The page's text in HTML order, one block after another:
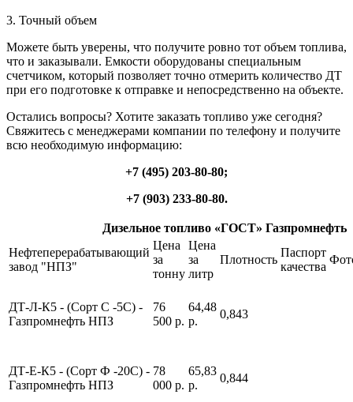
3. Точный объем
Можете быть уверены, что получите ровно тот объем топлива,
что и заказывали. Емкости оборудованы специальным
счетчиком, который позволяет точно отмерить количество ДТ
при его подготовке к отправке и непосредственно на объекте.
Остались вопросы? Хотите заказать топливо уже сегодня?
Свяжитесь с менеджерами компании по телефону и получите
всю необходимую информацию:
+7 (495) 203-80-80;
+7 (903) 233-80-80.
Дизельное топливо «ГОСТ» Газпромнефть
Нефтеперерабатывающий
завод "НПЗ"
Цена
за
тонну
Цена
за
литр
Плотность
Паспорт
качества
ДТ-Л-К5 - (Сорт С -5С) -
Газпромнефть НПЗ
76
500 р.
64,48
р.
0,843
ДТ-Е-К5 - (Сорт Ф -20С) -
Газпромнефть НПЗ
78
000 р.
65,83
р.
0,844